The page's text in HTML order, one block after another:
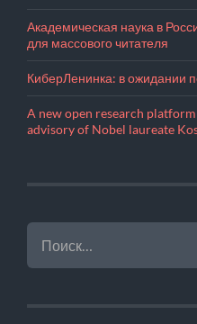
Академическая наука в
для массового читателя
КиберЛенинка: в ожидании
A new open research
advisory of Nobel laureate
НАЙТИ: